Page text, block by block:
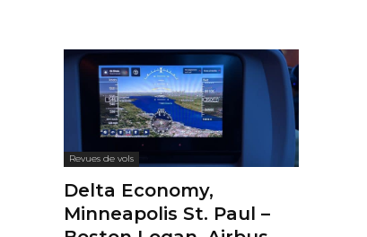
Revues de vols
Delta Economy,
Minneapolis St. Paul –